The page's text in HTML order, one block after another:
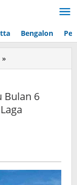
Bengalon
»
HUT
Baru
Bulan
Adakan
Bulan 6